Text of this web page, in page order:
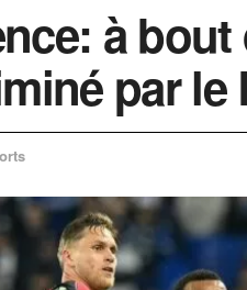
à
par le